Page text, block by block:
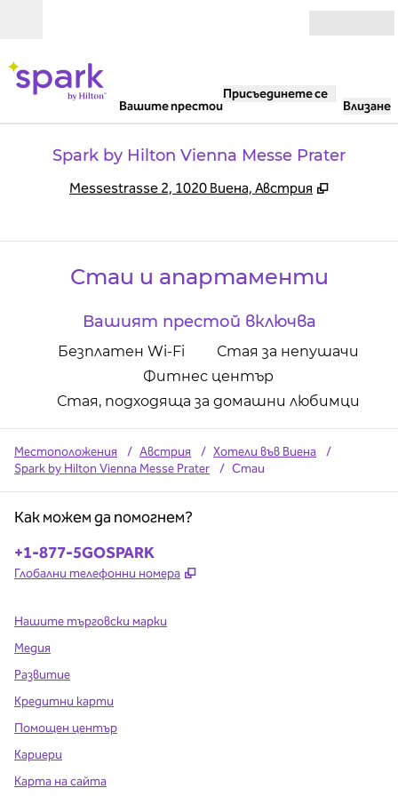
Вашите престои
Присъединете се
Влизане
Spark by Hilton Vienna Messe Prater
Messestrasse 2, 1020 Виена, Австрия ,
Стаи и апартаменти
Вашият престой включва
Безплатен Wi-Fi
Стая за непушачи
Фитнес център
Стая, подходяща за домашни любимци
Местоположения / Австрия / Хотели във Виена
/
Spark by Hilton Vienna Messe Prater
/ Стаи
Как можем да помогнем?
Телефон:
+1-877-5GOSPARK
Глобални телефонни номера ,
Нашите търговски марки
Медия
Развитие
Кредитни карти
Помощен център
Кариери
Карта на сайта